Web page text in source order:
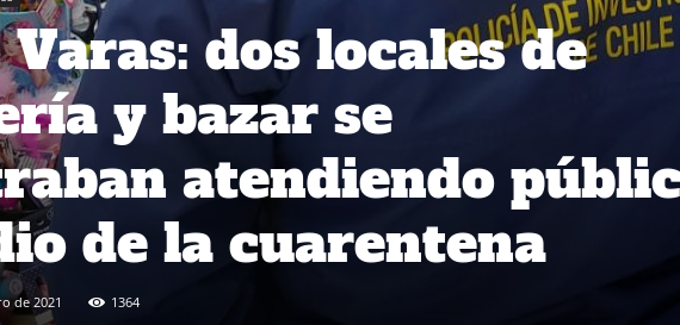
dos locales de
y bazar se
atendiendo
de la cuarentena
de 2021 1364